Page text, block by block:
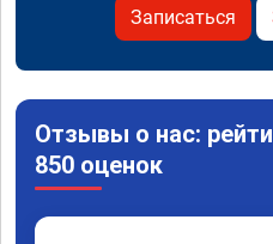
Записаться
Отзывы о нас:
850 оценок